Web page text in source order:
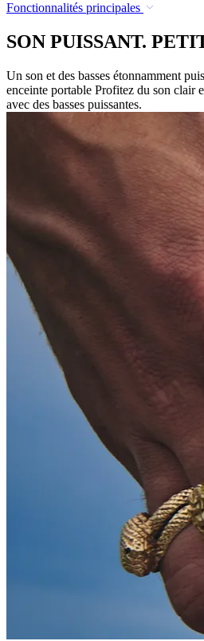
Fonctionnalités principales
SON PUISSANT.
Un son et des basses étonnamment
enceinte portable Profitez du son clair
avec des basses puissantes.